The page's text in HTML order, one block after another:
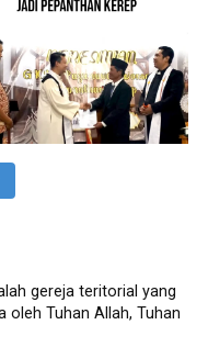
gereja teritorial yang
oleh Tuhan Allah, Tuhan